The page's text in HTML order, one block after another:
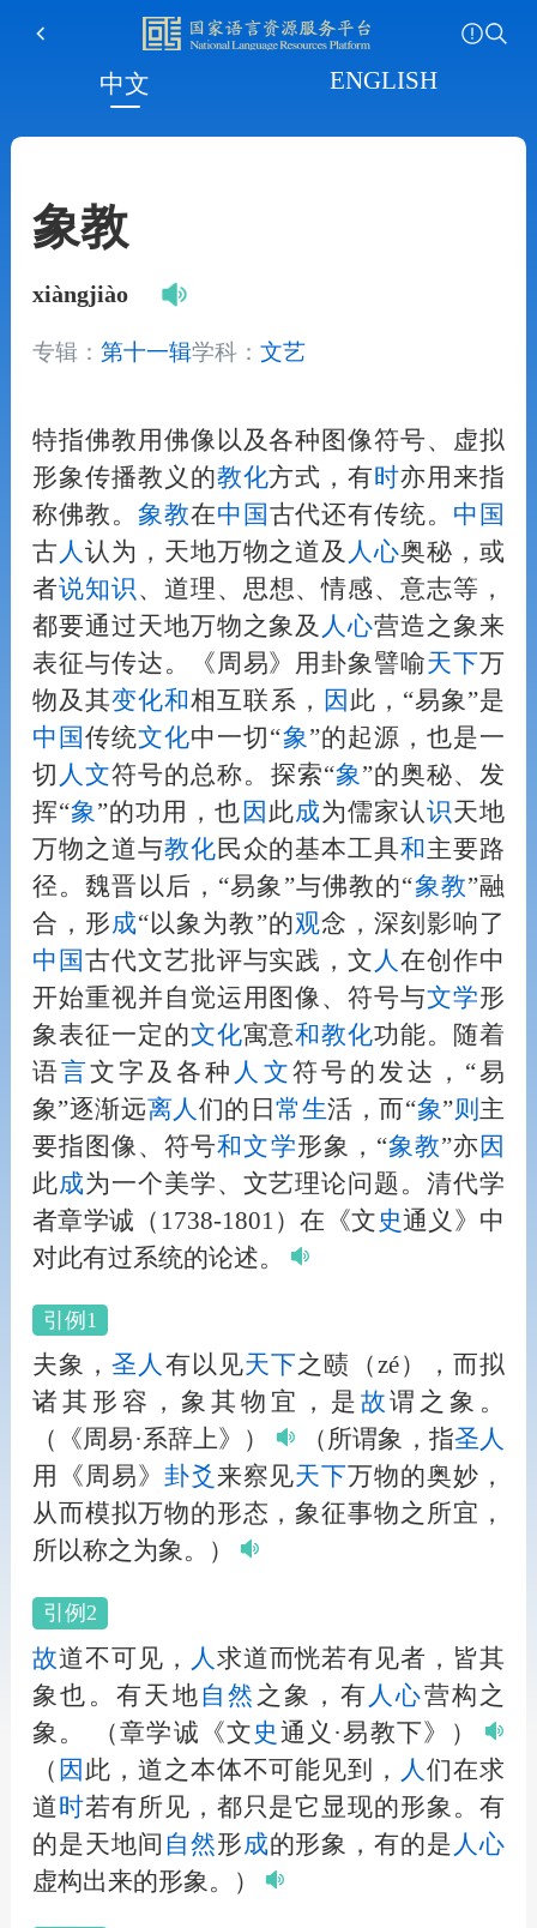
中文 ENGLISH
象教
xiàngjiào
专辑： 第十一辑学科： 文艺
特指佛教用佛像以及各种图像符号、虚拟
形象传播教义的教化方式，有时亦用来指
称佛教。 象教在中国 古代还有传统。 中国
古 人 认为，天地万物之道及 人心奥秘，或
者说知识 、道理、思想、情感、意志等，
都要通过天地万物之象及 人心营造之象来
表征与传达。《周易》用卦象譬喻天下万
物及其变化和相互联系， 因 此，“易象”是
中国 传统文化中一切“象 ”的起源，也是一
切 人文符号的总称。探索“象 ”的奥秘、发
挥“象 ”的功用，也 因 此成为儒家认识天地
万物之道与教化民众的基本工具和 主要路
径。魏晋以后，“易象”与佛教的“象教”融
合，形成“以象为教”的观念，深刻影响了
中国 古代文艺批评与实践，文 人在创作中
开始重视并自觉运用图像、符号与文学形
象表征一定的文化寓意和教化功能。随着
语言文字及各种 人 文符号的发达，“易
象”逐渐远离 人 们的日常生活，而“象”则 主
要指图像、符号和文学形象，“象教”亦 因
此成为一个美学、文艺理论问题。清代学
者章学诚（1738-1801）在《文 史通义》中
对此有过系统的论述。
引例1
夫象，圣 人 有以见天下之赜（zé），而拟
诸其形容，象其物宜，是 故谓之象。
（《周易·系辞上》）
（所谓象，指圣 人
用《周易》 卦爻 来察见天下万物的奥妙，
从而模拟万物的形态，象征事物之所宜，
所以称之为象。）
引例2
故道不可见， 人 求道而恍若有见者，皆其
象也。有天地自然 之象，有 人心营构之
象。
（章学诚《文 史 通义·易教下》）
（ 因 此，道之本体不可能见到， 人们在求
道时若有所见，都只是它显现的形象。有
的是天地间 自然形成的形象，有的是 人心
虚构出来的形象。）